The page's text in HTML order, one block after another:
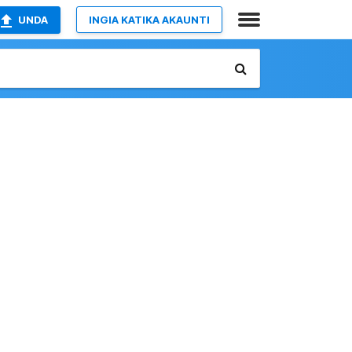
UNDA INGIA KATIKA AKAUNTI